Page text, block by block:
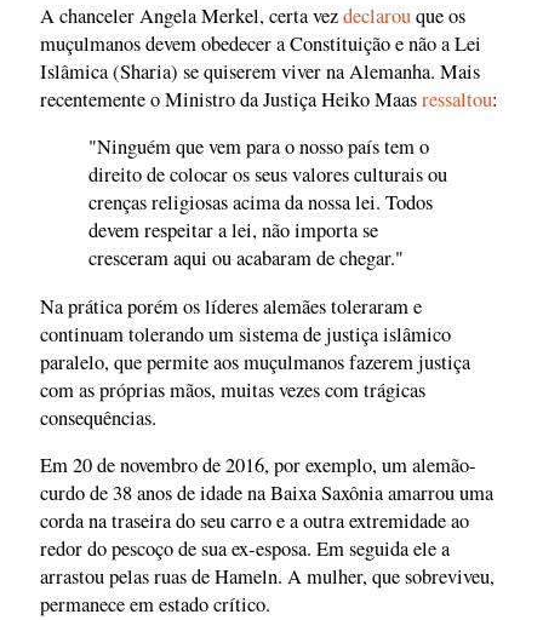
A chanceler Angela Merkel, certa vezdeclarouque os
muçulmanos devem obedecer a Constituição e não a Lei
Islâmica (Sharia) se quiserem viver na Alemanha. Mais
recentemente o Ministro da Justiça Heiko Maasressaltou:
"Ninguém que vem para o nosso país tem o
direito de colocar os seus valores culturais ou
crenças religiosas acima da nossa lei. Todos
devem respeitar a lei, não importa se
cresceram aqui ou acabaram de chegar."
Na prática porém os líderes alemães toleraram e
continuam tolerando um sistema de justiça islâmico
paralelo, que permite aos muçulmanos fazerem justiça
com as próprias mãos, muitas vezes com trágicas
consequências.
Em 20 de novembro de 2016, por exemplo, um alemão-
curdo de 38 anos de idade na Baixa Saxônia amarrou uma
corda na traseira do seu carro e a outra extremidade ao
redor do pescoço de sua ex-esposa. Em seguida ele a
arrastou pelas ruas de Hameln. A mulher, que sobreviveu,
permanece em estado crítico.